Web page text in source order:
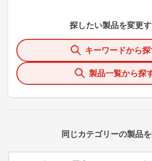
探したい製品を変更
キーワードから探
製品一覧から探
同じカテゴリーの製品